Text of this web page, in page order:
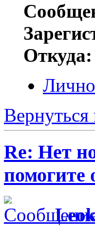
Откуда:
Вернуться
Re: Нет
помогите